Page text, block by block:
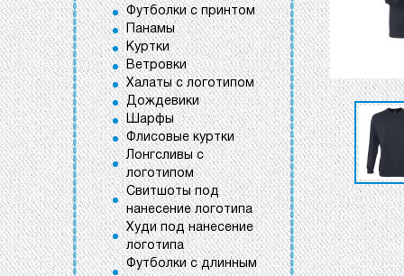
Футболки с принтом
Панамы
Куртки
Ветровки
Халаты с логотипом
Дождевики
Шарфы
Флисовые куртки
Лонгсливы с
логотипом
Свитшоты под
нанесение логотипа
Худи под нанесение
логотипа
Футболки с длинным